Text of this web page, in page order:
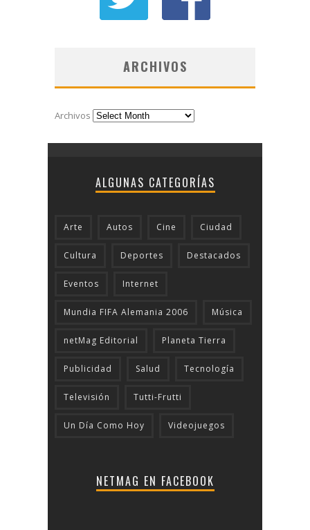
ARCHIVOS
Archivos
ALGUNAS CATEGORÍAS
Arte Autos Cine Ciudad
Cultura Deportes Destacados
Eventos Internet
Mundia FIFA Alemania 2006 Música
netMag Editorial Planeta Tierra
Publicidad Salud Tecnologí­a
Televisión Tutti-Frutti
Un Día Como Hoy Videojuegos
NETMAG EN FACEBOOK